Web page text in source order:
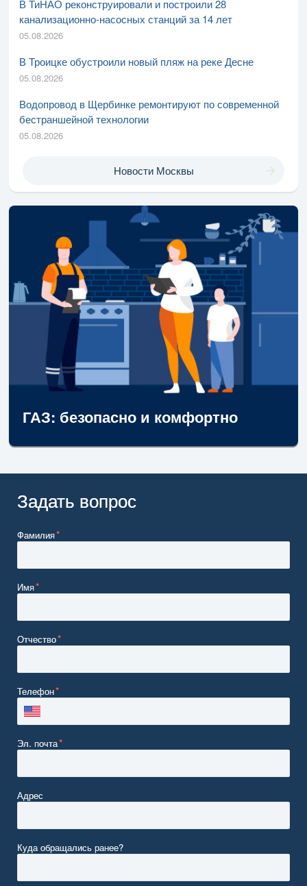
В ТиНАО реконструировали и построили 28
канализационно-насосных станций за 14 лет
05.08.2026
В Троицке обустроили новый пляж на реке Десне
05.08.2026
Водопровод в Щербинке ремонтируют по современной
бестраншейной технологии
05.08.2026
Новости Москвы
ГАЗ: безопасно и комфортно